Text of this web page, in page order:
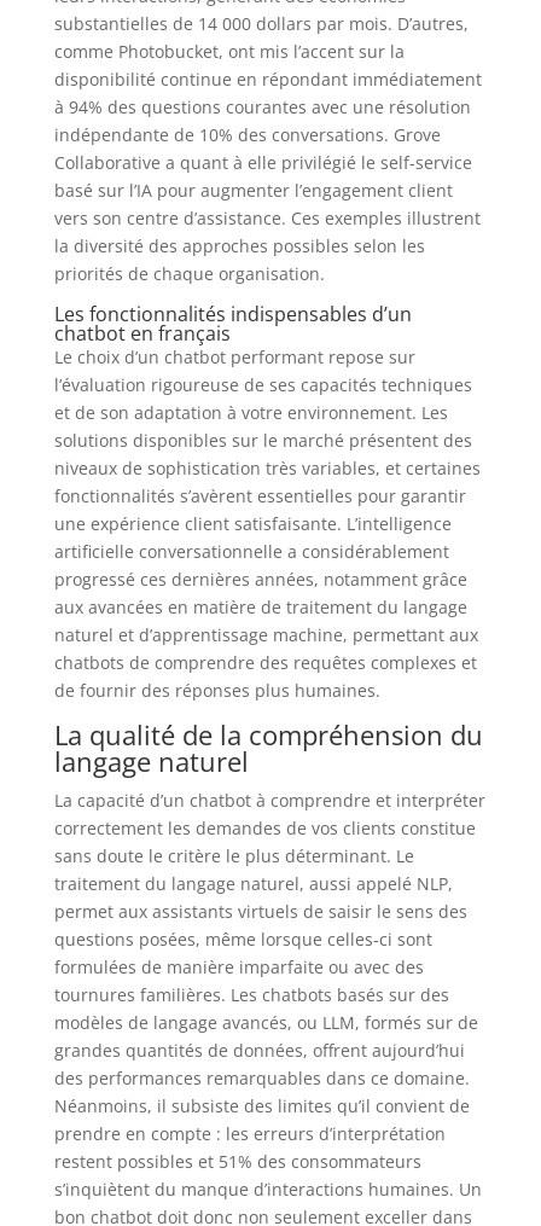
substantielles de 14 000 dollars par mois. D’autres,
comme Photobucket, ont mis l’accent sur la
disponibilité continue en répondant immédiatement
à 94% des questions courantes avec une résolution
indépendante de 10% des conversations. Grove
Collaborative a quant à elle privilégié le self-service
basé sur l’IA pour augmenter l’engagement client
vers son centre d’assistance. Ces exemples illustrent
la diversité des approches possibles selon les
priorités de chaque organisation.
Les fonctionnalités indispensables d’un
chatbot en français
Le choix d’un chatbot performant repose sur
l’évaluation rigoureuse de ses capacités techniques
et de son adaptation à votre environnement. Les
solutions disponibles sur le marché présentent des
niveaux de sophistication très variables, et certaines
fonctionnalités s’avèrent essentielles pour garantir
une expérience client satisfaisante. L’intelligence
artificielle conversationnelle a considérablement
progressé ces dernières années, notamment grâce
aux avancées en matière de traitement du langage
naturel et d’apprentissage machine, permettant aux
chatbots de comprendre des requêtes complexes et
de fournir des réponses plus humaines.
La qualité de la compréhension du
langage naturel
La capacité d’un chatbot à comprendre et interpréter
correctement les demandes de vos clients constitue
sans doute le critère le plus déterminant. Le
traitement du langage naturel, aussi appelé NLP,
permet aux assistants virtuels de saisir le sens des
questions posées, même lorsque celles-ci sont
formulées de manière imparfaite ou avec des
tournures familières. Les chatbots basés sur des
modèles de langage avancés, ou LLM, formés sur de
grandes quantités de données, offrent aujourd’hui
des performances remarquables dans ce domaine.
Néanmoins, il subsiste des limites qu’il convient de
prendre en compte : les erreurs d’interprétation
restent possibles et 51% des consommateurs
s’inquiètent du manque d’interactions humaines. Un
bon chatbot doit donc non seulement exceller dans